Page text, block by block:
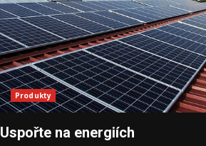
Produkty
Uspořte na energiích